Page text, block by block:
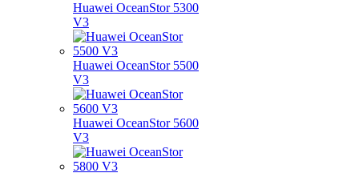
Huawei OceanStor 5300
V3
Huawei OceanStor 5500
V3
Huawei OceanStor 5600
V3